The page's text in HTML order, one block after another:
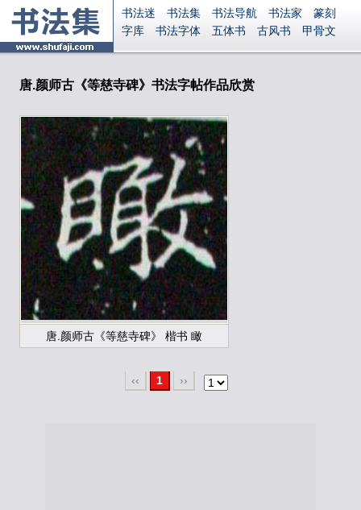
书法迷 书法集 书法导航 书法家
篆刻
字库
书法字体 五体书 古风书
甲骨文
集字
字形 大字 篆刻之家
起名
识字 英语 印章
字体下载
免费字体
Ai矢量
P图宝 南无阿弥陀佛
安全网站
显广告
唐.颜师古《等慈寺碑》书法字帖作品欣赏
唐.颜师古《等慈寺碑》 楷书 瞰
‹‹ 1 ››